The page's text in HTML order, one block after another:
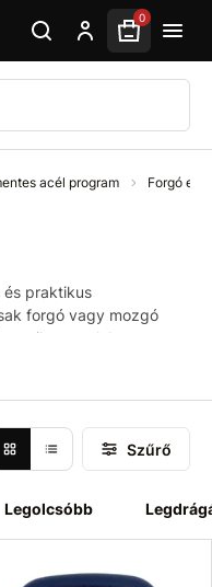
0
acél program Forgó
és praktikus
forgó vagy mozgó
a csatlakoztatott
a
kopásállóságot
– kiváló választás
Legolcsóbb
Szűrő